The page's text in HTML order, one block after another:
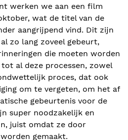
werken we aan een film
wat de titel van de
aangrijpend vind. Dit zijn
zo lang zoveel gebeurt,
die moeten worden
al deze processen, zowel
proces, dat ook
om te vergeten, om het af
gebeurtenis voor de
super noodzakelijk en
juist omdat ze door
gemaakt.